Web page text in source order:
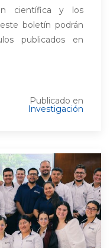
científica y los
boletín podrán
publicados en
Publicado en
Investigación